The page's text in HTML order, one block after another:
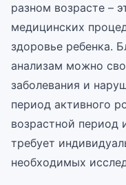
разном возрасте –
медицинских
здоровье ребенка.
анализам можно
заболевания и
период активного
возрастной период
требует
необходимых